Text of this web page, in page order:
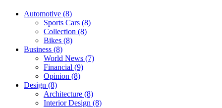
Automotive (8)
Sports Cars (8)
Collection (8)
Bikes (8)
Business (8)
World News (7)
Financial (9)
Opinion (8)
Design (8)
Architecture (8)
Interior Design (8)